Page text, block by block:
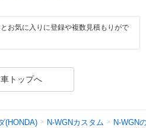
お気に入りに登録や複数見積もりがで
トップへ
(HONDA) N-WGNカスタム N-WGN